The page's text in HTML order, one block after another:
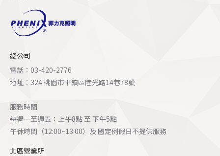
總公司
電話：03-420-2776
地址：324 桃園市平鎮區陸光路14巷78號
服務時間
每週一至週五：上午8點 至 下午5點
午休時間（12:00~13:00）及 國定例假日不提供服務
北區營業所